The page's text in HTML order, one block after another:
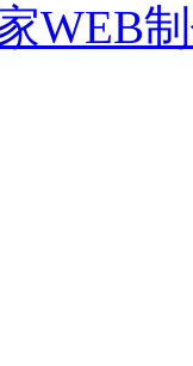
WEB